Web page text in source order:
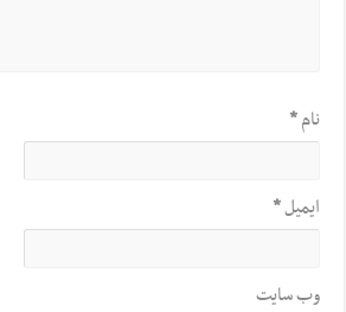
نام*
ایمیل*
وب‌ سایت